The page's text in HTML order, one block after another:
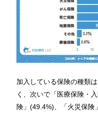
加入している保険の種類
く、次いで「医療保険・
険」(49.4%)、「火災保険